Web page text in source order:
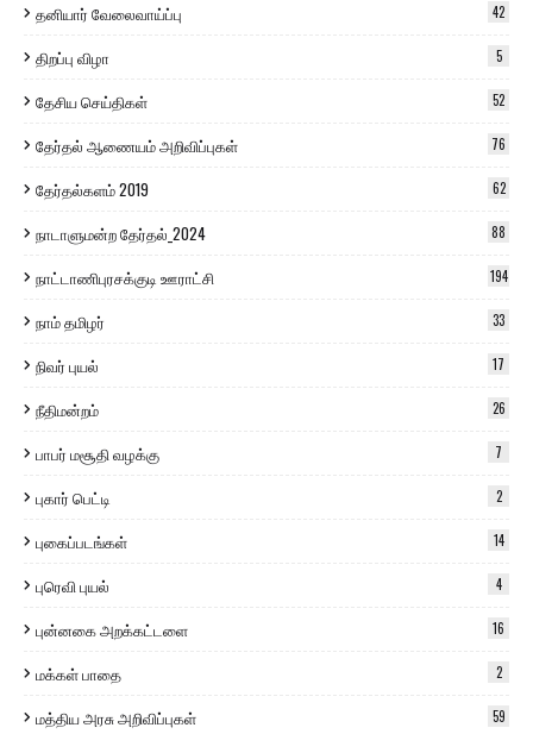
தனியார் வேலைவாய்ப்பு 42
திறப்பு விழா 5
தேசிய செய்திகள் 52
தேர்தல் ஆணையம் அறிவிப்புகள் 76
தேர்தல்களம் 2019 62
நாடாளுமன்ற தேர்தல்_2024 88
நாட்டாணிபுரசக்குடி ஊராட்சி 194
நாம் தமிழர் 33
நிவர் புயல் 17
நீதிமன்றம் 26
பாபர் மசூதி வழக்கு 7
புகார் பெட்டி 2
புகைப்படங்கள் 14
புரெவி புயல் 4
புன்னகை அறக்கட்டளை 16
மக்கள் பாதை 2
மத்திய அரசு அறிவிப்புகள் 59